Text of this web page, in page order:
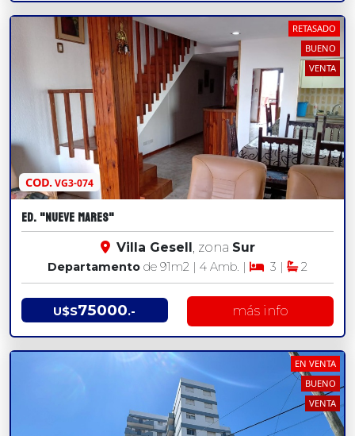
COD.VG3-074
RETASADO
BUENO
VENTA
ED. "NUEVE MARES"
Villa Gesell , zona Sur
Departamento de 91m2 | 4 Amb. | 3 | 2
U$S75000.- más info
EN VENTA
BUENO
VENTA